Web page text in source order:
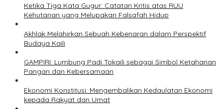
Ketika Tiga Kata Gugur: Catatan Kritis atas RUU
Kehutanan yang Melupakan Falsafah Hidup
Akhlak Melahirkan Sebuah Kebenaran dalam Perspektif
Budaya Kaili
GAMPIRI: Lumbung Padi Tokaili sebagai Simbol Ketahanan
Pangan dan Kebersamaan
Ekonomi Konstitusi: Mengembalikan Kedaulatan Ekonomi
kepada Rakyat dan Umat